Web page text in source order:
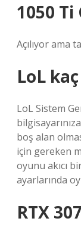
1050 Ti
Açılıyor ama
LoL
LoL Sistem
boş alan
için gereken
oyunu akıcı
ayarlarında
RTX